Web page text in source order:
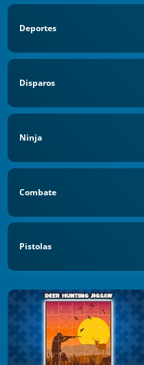
Deportes
Disparos
Ninja
Combate
Pistolas